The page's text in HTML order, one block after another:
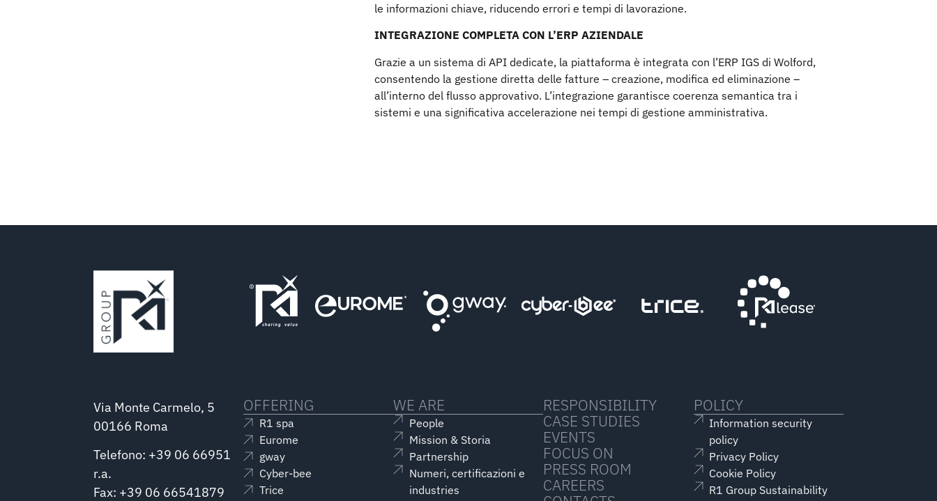
le informazioni chiave, riducendo errori e tempi di lavorazione.
INTEGRAZIONE COMPLETA CON L’ERP AZIENDALE
Grazie a un sistema di API dedicate, la piattaforma è integrata con l’ERP IGS di Wolford,
consentendo la gestione diretta delle fatture – creazione, modifica ed eliminazione –
all’interno del flusso approvativo. L’integrazione garantisce coerenza semantica tra i
sistemi e una significativa accelerazione nei tempi di gestione amministrativa.
Via Monte Carmelo, 5
00166 Roma
Telefono: +39 06 66951
r.a.
Fax: +39 06 66541879
OFFERING
R1 spa
Eurome
gway
Cyber-bee
Trice
WE ARE
People
Mission & Storia
Partnership
Numeri, certificazioni e
industries
RESPONSIBILITY
CASE STUDIES
EVENTS
FOCUS ON
PRESS ROOM
CAREERS
POLICY
Information security
policy
Privacy Policy
Cookie Policy
R1 Group Sustainability